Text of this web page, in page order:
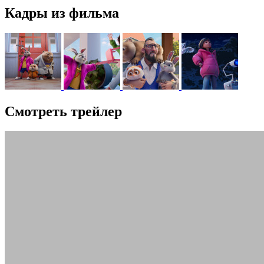
Кадры из фильма
Смотреть трейлер